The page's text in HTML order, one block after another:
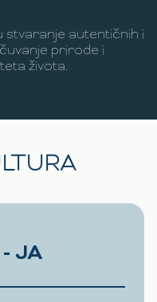
stvaranje autentičnih i
prirode i
života.
- JA